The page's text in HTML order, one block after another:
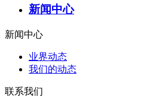
新闻中心
新闻中心
业界动态
我们的动态
联系我们